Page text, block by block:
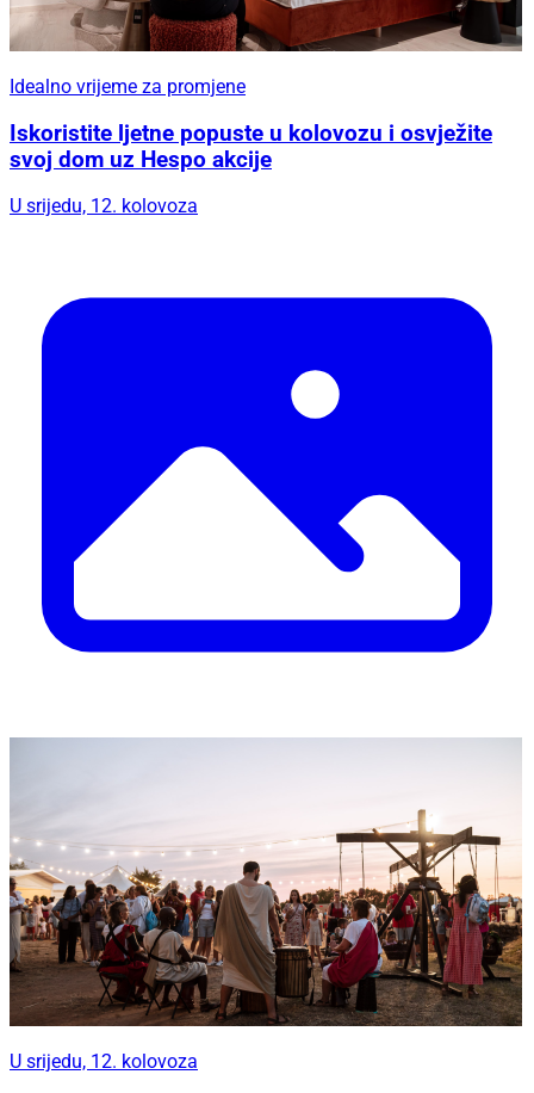
Idealno vrijeme za promjene
Iskoristite ljetne popuste u kolovozu i osvježite
svoj dom uz Hespo akcije
U srijedu, 12. kolovoza
U srijedu, 12. kolovoza